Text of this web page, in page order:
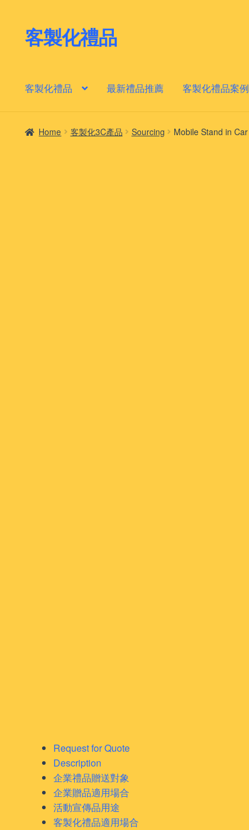
Skip
to
Skip
to
客製化禮品
客製化禮品 最新禮品推薦 客製化禮品案例
Home 客製化3C產品 Sourcing Mobile Stand in Car
Request for Quote
Description
企業禮品贈送對象
企業贈品適用場合
活動宣傳品用途
客製化禮品適用場合